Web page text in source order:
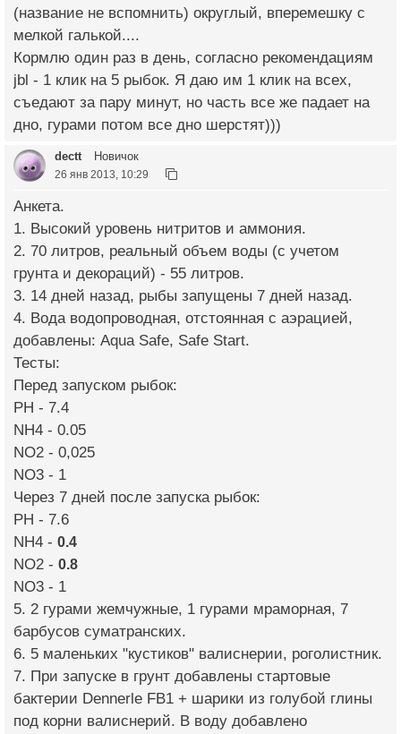
(название не вспомнить) округлый, вперемешку с
мелкой галькой....
Кормлю один раз в день, согласно рекомендациям
jbl - 1 клик на 5 рыбок. Я даю им 1 клик на всех,
съедают за пару минут, но часть все же падает на
дно, гурами потом все дно шерстят)))
dectt Новичок
26 янв 2013, 10:29
Анкета.
1. Высокий уровень нитритов и аммония.
2. 70 литров, реальный объем воды (с учетом
грунта и декораций) - 55 литров.
3. 14 дней назад, рыбы запущены 7 дней назад.
4. Вода водопроводная, отстоянная с аэрацией,
добавлены: Aqua Safe, Safe Start.
Тесты:
Перед запуском рыбок:
PH - 7.4
NH4 - 0.05
NO2 - 0,025
NO3 - 1
Через 7 дней после запуска рыбок:
PH - 7.6
NH4 - 0.4
NO2 - 0.8
NO3 - 1
5. 2 гурами жемчужные, 1 гурами мраморная, 7
барбусов суматранских.
6. 5 маленьких "кустиков" валиснерии, роголистник.
7. При запуске в грунт добавлены стартовые
бактерии Dennerle FB1 + шарики из голубой глины
под корни валиснерий. В воду добавлено